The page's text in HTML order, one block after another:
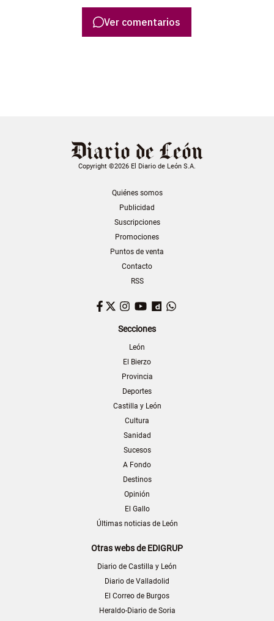
Ver comentarios
Copyright ©2026 El Diario de León S.A.
Quiénes somos
Publicidad
Suscripciones
Promociones
Puntos de venta
Contacto
RSS
Facebook
TwitterInstagram
YouTubeDailymotion
Secciones
León
El Bierzo
Provincia
Deportes
Castilla y León
Cultura
Sanidad
Sucesos
A Fondo
Destinos
Opinión
El Gallo
Últimas noticias de León
Otras webs de EDIGRUP
Diario de Castilla y León
Diario de Valladolid
El Correo de Burgos
Heraldo-Diario de Soria